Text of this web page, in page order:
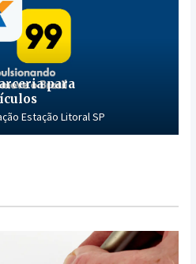
para
Estação Litoral SP